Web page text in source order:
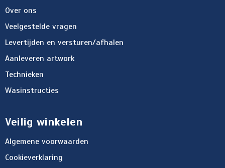
Over ons
Veelgestelde vragen
Levertijden en versturen/afhalen
Aanleveren artwork
Technieken
Wasinstructies
Veilig winkelen
Algemene voorwaarden
Cookieverklaring